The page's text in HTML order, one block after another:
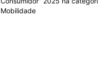
Mobilidade